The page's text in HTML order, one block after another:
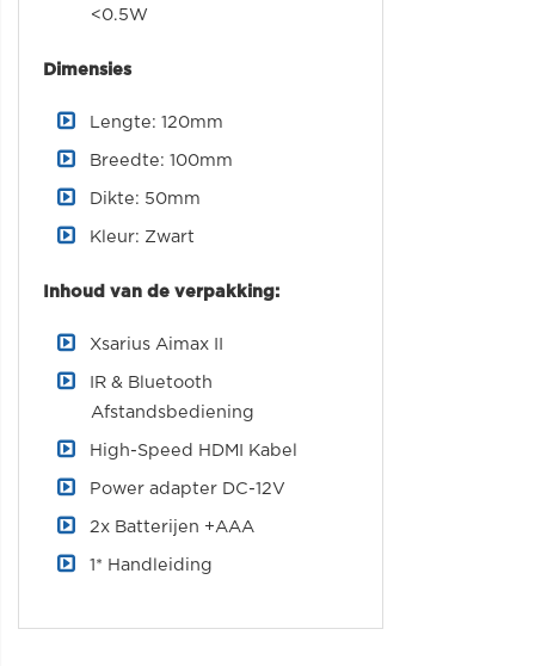
<0.5W
Dimensies
Lengte: 120mm
Breedte: 100mm
Dikte: 50mm
Kleur: Zwart
Inhoud van de verpakking:
Xsarius Aimax II
IR & Bluetooth
Afstandsbediening
High-Speed HDMI Kabel
Power adapter DC-12V
2x Batterijen +AAA
1* Handleiding